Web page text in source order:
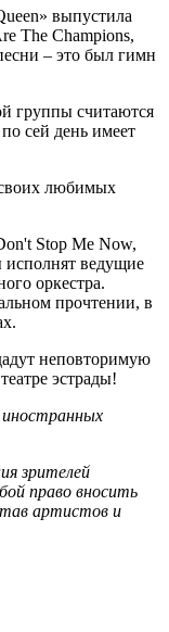
выпустила
The Champions,
– это был гимн
группы считаются
сей день имеет
любимых
Stop Me Now,
исполнят ведущие
оркестра.
прочтении, в
неповторимую
эстрады!
иностранных
зрителей
право вносить
артистов и